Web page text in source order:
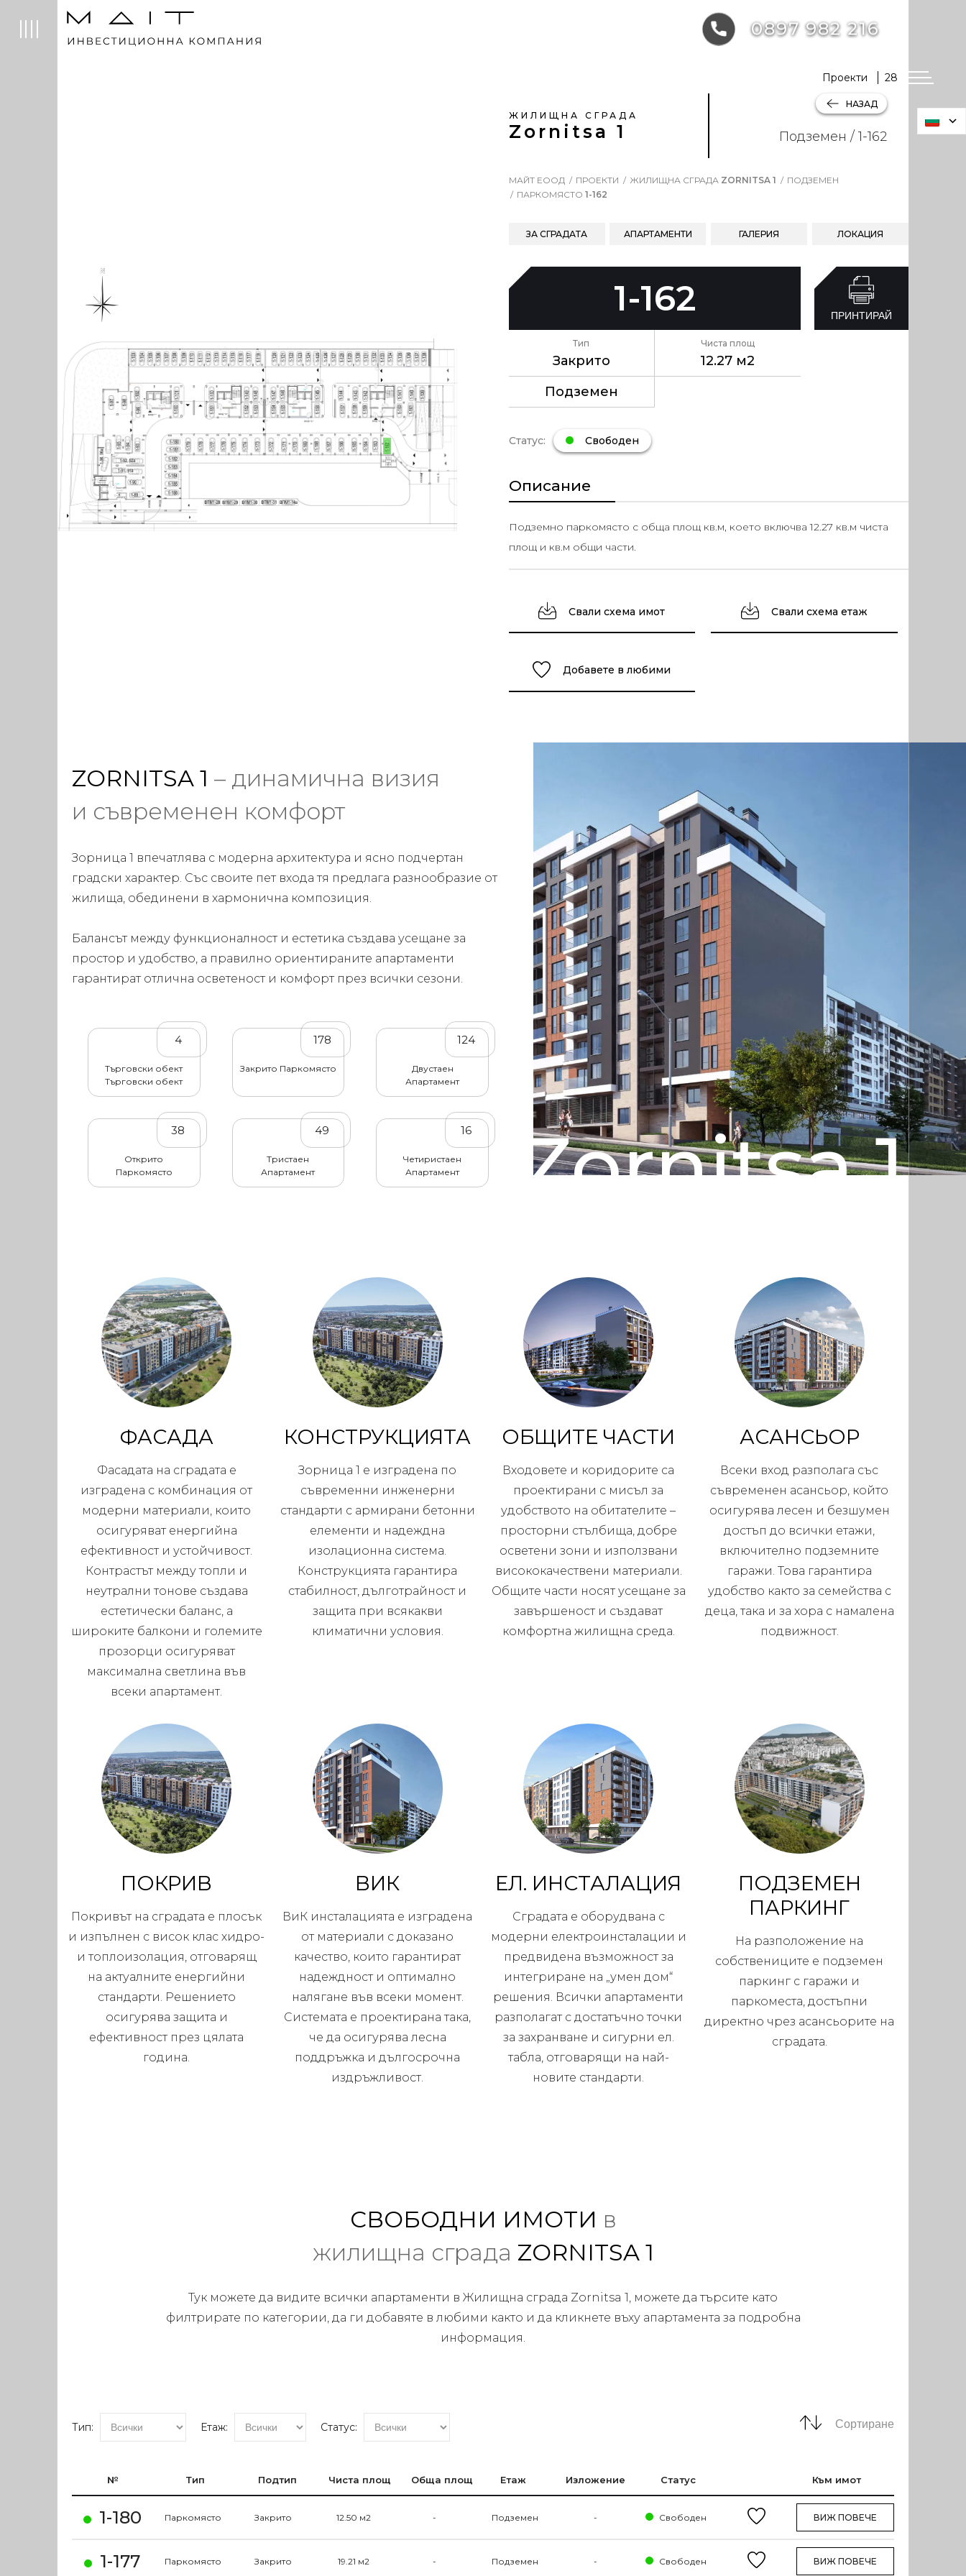
ЖИЛИЩНА СГРАДА
Zornitsa 1
НАЗАД
Подземен / 1-162
МАЙТ ЕООД ПРОЕКТИ ЖИЛИЩНА СГРАДА ZORNITSA 1
ПОДЗЕМЕН
ПАРКОМЯСТО 1-162
ЗА СГРАДАТА АПАРТАМЕНТИ ГАЛЕРИЯ ЛОКАЦИЯ
1-162
Тип
Закрито
Чиста площ
12.27 м2
Подземен
ПРИНТИРАЙ
Статус: Свободен
Описание
Подземно паркомясто с обща площ кв.м, което включва 12.27 кв.м чиста
площ и кв.м общи части.
Свали схема имот Свали схема етаж
Добавете в любими
ZORNITSA 1 – динамична визия
и съвременен комфорт
Зорница 1 впечатлява с модерна архитектура и ясно подчертан
градски характер. Със своите пет входа тя предлага разнообразие от
жилища, обединени в хармонична композиция.
Балансът между функционалност и естетика създава усещане за
простор и удобство, а правилно ориентираните апартаменти
гарантират отлична осветеност и комфорт през всички сезони.
4
Търговски обект
Търговски обект
178
Закрито Паркомясто
124
Двустаен
Апартамент
38
Открито
Паркомясто
49
Тристаен
Апартамент
16
Четиристаен
Апартамент
Zornitsa 1
ФАСАДА
Фасадата на сградата е
изградена с комбинация от
модерни материали, които
осигуряват енергийна
ефективност и устойчивост.
Контрастът между топли и
неутрални тонове създава
естетически баланс, а
широките балкони и големите
прозорци осигуряват
максимална светлина във
всеки апартамент.
КОНСТРУКЦИЯТА
Зорница 1 е изградена по
съвременни инженерни
стандарти с армирани бетонни
елементи и надеждна
изолационна система.
Конструкцията гарантира
стабилност, дълготрайност и
защита при всякакви
климатични условия.
ОБЩИТЕ ЧАСТИ
Входовете и коридорите са
проектирани с мисъл за
удобството на обитателите –
просторни стълбища, добре
осветени зони и използвани
висококачествени материали.
Общите части носят усещане за
завършеност и създават
комфортна жилищна среда.
АСАНСЬОР
Всеки вход разполага със
съвременен асансьор, който
осигурява лесен и безшумен
достъп до всички етажи,
включително подземните
гаражи. Това гарантира
удобство както за семейства с
деца, така и за хора с намалена
подвижност.
ПОКРИВ
Покривът на сградата е плосък
и изпълнен с висок клас хидро-
и топлоизолация, отговарящ
на актуалните енергийни
стандарти. Решението
осигурява защита и
ефективност през цялата
година.
ВИК
ВиК инсталацията е изградена
от материали с доказано
качество, които гарантират
надеждност и оптимално
налягане във всеки момент.
Системата е проектирана така,
че да осигурява лесна
поддръжка и дългосрочна
издръжливост.
ЕЛ. ИНСТАЛАЦИЯ
Сградата е оборудвана с
модерни електроинсталации и
предвидена възможност за
интегриране на „умен дом“
решения. Всички апартаменти
разполагат с достатъчно точки
за захранване и сигурни ел.
табла, отговарящи на най-
новите стандарти.
ПОДЗЕМЕН
ПАРКИНГ
На разположение на
собствениците е подземен
паркинг с гаражи и
паркоместа, достъпни
директно чрез асансьорите на
сградата.
СВОБОДНИ ИМОТИ в
жилищна сграда ZORNITSA 1
Тук можете да видите всички апартаменти в Жилищна сграда Zornitsa 1, можете да търсите като
филтрирате по категории, да ги добавяте в любими както и да кликнете въху апартамента за подробна
информация.
Тип: Етаж: Статус: Сортиране
№ Тип Подтип Чиста площ Обща площ Етаж Изложение Статус Към имот
1-180 Паркомясто Закрито 12.50 м2 - Подземен - Свободен ВИЖ ПОВЕЧЕ
1-177 Паркомясто Закрито 19.21 м2 - Подземен - Свободен ВИЖ ПОВЕЧЕ
Проекти 28
0897 982 216